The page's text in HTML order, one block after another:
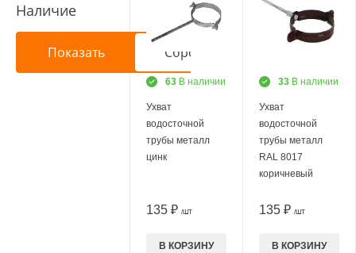
Наличие
63 В наличии
Ухват
водосточной
трубы металл
цинк
135 ₽ /ШТ
В КОРЗИНУ
33 В наличии
Ухват
водосточной
трубы металл
RAL 8017
коричневый
135 ₽ /ШТ
В КОРЗИНУ